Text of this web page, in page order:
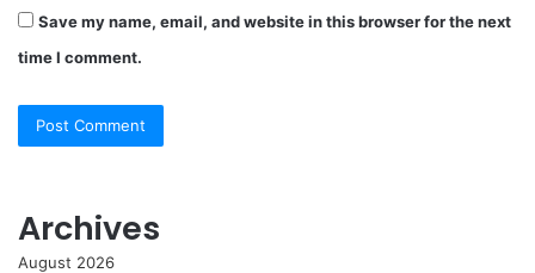
Save my name, email, and website in this browser for the next
time I comment.
Archives
August 2026